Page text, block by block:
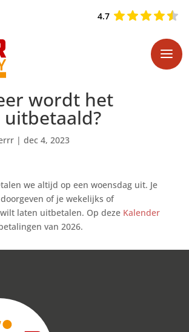
4.7
wordt het
uitbetaald?
| dec 4, 2023
we altijd op een woensdag uit. Je
of je wekelijks of
laten uitbetalen. Op deze Kalender
van 2026.